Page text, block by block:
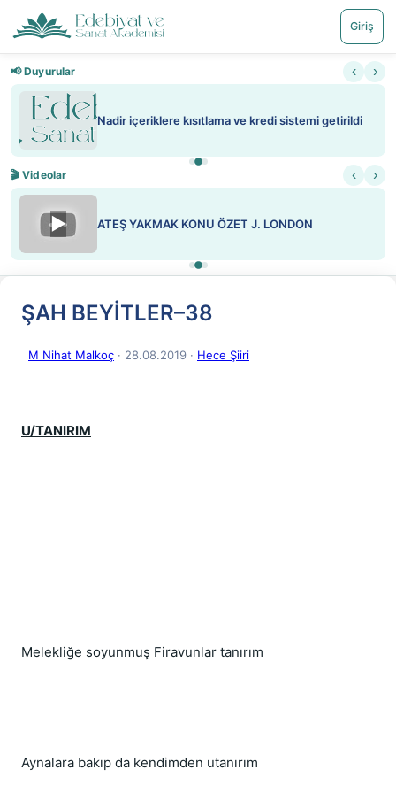
Giriş
📢 Duyurular ‹ ›
Nadir içeriklere kısıtlama ve kredi sistemi getirildi
🎬 Videolar ‹ ›
▶ ATEŞ YAKMAK KONU ÖZET J. LONDON
ŞAH BEYİTLER–38
M Nihat Malkoç · 28.08.2019 · Hece Şiiri
U/TANIRIM
Melekliğe soyunmuş Firavunlar tanırım
Aynalara bakıp da kendimden utanırım